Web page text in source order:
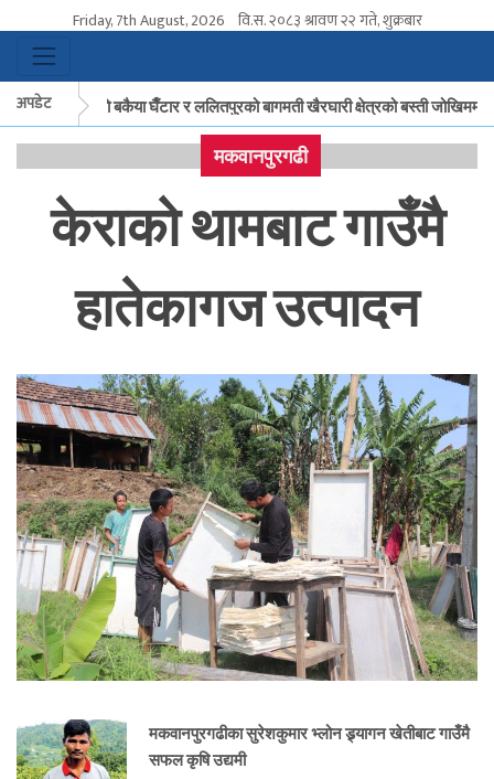
Friday, 7th August, 2026 वि.स.२०८३ श्रावण २२ गते, शुक्रबार
अपडेटमकवानपुरको बकैया घैँटार र ललितपुरको बागमती खैरघारी क्षेत्रको बस्ती जोखिममा
मकवानपुरको बकैया घैँटार र ललितपुरको बागमती खैरघारी क्षेत्रको बस्ती जोखिममा
मकवानपुरगढी
केराको थामबाट गाउँमै
हातेकागज उत्पादन
मकवानपुरगढीका सुरेशकुमार भ्लोन ड्र्यागन खेतीबाट गाउँमै
सफल कृषि उद्यमी